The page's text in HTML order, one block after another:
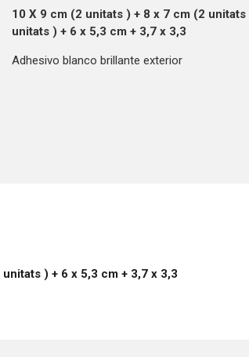
10 X 9 cm (2 unitats ) + 8 x 7 cm (2 unitats
unitats ) + 6 x 5,3 cm + 3,7x 3,3
Adhesivo blanco brillante exterior
unitats) + 6 x 5,3 cm + 3,7 x 3,3